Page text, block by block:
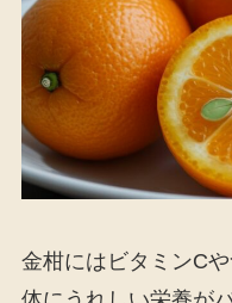
金柑にはビタミンC